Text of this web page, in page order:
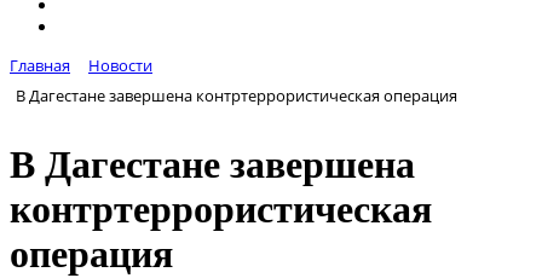
Главная
Новости
В Дагестане завершена контртеррористическая операция
В Дагестане завершена
контртеррористическая
операция